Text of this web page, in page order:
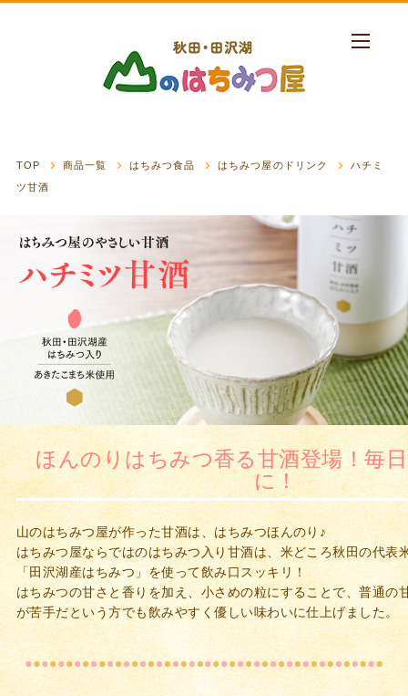
TOP 商品一覧 はちみつ食品 はちみつ屋のドリンク
ハチミ
ツ甘酒
ほんのりはちみつ香る甘酒登場！毎
に！
山のはちみつ屋が作った甘酒は、はちみつほんのり♪
はちみつ屋ならではのはちみつ入り甘酒は、米どころ秋田の代表
「田沢湖産はちみつ」を使って飲み口スッキリ！
はちみつの甘さと香りを加え、小さめの粒にすることで、普通の
が苦手だという方でも飲みやすく優しい味わいに仕上げました。